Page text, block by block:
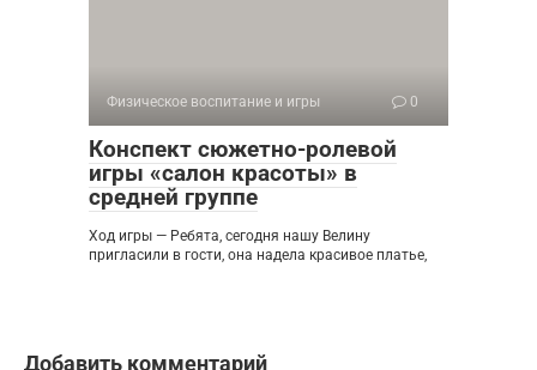
Физическое воспитание и игры 0
Конспект сюжетно-ролевой
игры «салон красоты» в
средней группе
Ход игры — Ребята, сегодня нашу Велину
пригласили в гости, она надела красивое платье,
Добавить комментарий